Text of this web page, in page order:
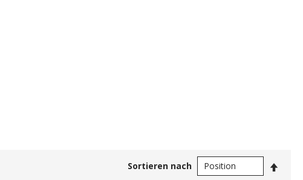
Sortieren nach